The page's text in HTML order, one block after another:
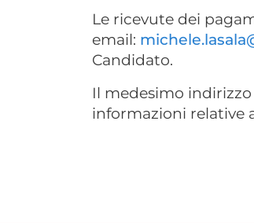
Le ricevute dei
email:
Candidato.
Il medesimo
informazioni relative